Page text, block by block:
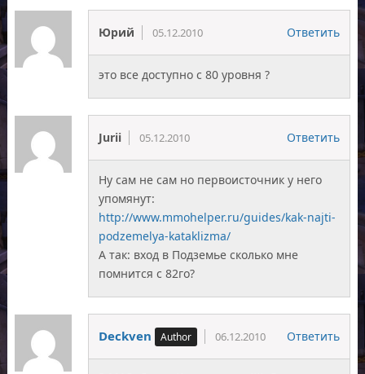
Юрий 05.12.2010 Ответить
это все доступно с 80 уровня ?
Jurii 05.12.2010 Ответить
Ну сам не сам но первоисточник у него
упомянут:
http://www.mmohelper.ru/guides/kak-najti-
podzemelya-kataklizma/
А так: вход в Подземье сколько мне
помнится с 82го?
Deckven 06.12.2010 Ответить